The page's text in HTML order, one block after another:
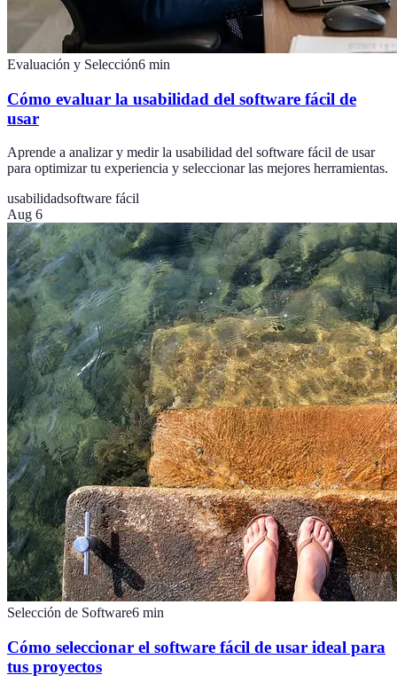
Evaluación y Selección6 min
Cómo evaluar la usabilidad del software fácil de
usar
Aprende a analizar y medir la usabilidad del software fácil de usar
para optimizar tu experiencia y seleccionar las mejores herramientas.
usabilidadsoftware fácil
Aug 6
Selección de Software6 min
Cómo seleccionar el software fácil de usar ideal para
tus proyectos